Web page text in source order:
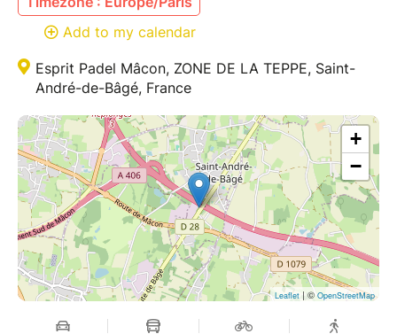
Add to my calendar
Esprit Padel Mâcon, ZONE DE LA TEPPE, Saint-
André-de-Bâgé, France
+
−
Leaflet | ©OpenStreetMap